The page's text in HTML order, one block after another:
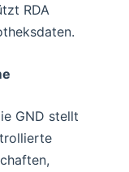
RDA
GND stellt